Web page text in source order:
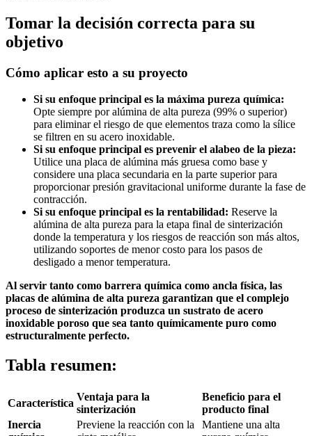
Tomar la decisión correcta para su
objetivo
Cómo aplicar esto a su proyecto
Si su enfoque principal es la máxima pureza química:
Opte siempre por alúmina de alta pureza (99% o superior)
para eliminar el riesgo de que elementos traza como la sílice
se filtren en su acero inoxidable.
Si su enfoque principal es prevenir el alabeo de la pieza:
Utilice una placa de alúmina más gruesa como base y
considere una placa secundaria en la parte superior para
proporcionar presión gravitacional uniforme durante la fase de
contracción.
Si su enfoque principal es la rentabilidad: Reserve la
alúmina de alta pureza para la etapa final de sinterización
donde la temperatura y los riesgos de reacción son más altos,
utilizando soportes de menor costo para los pasos de
desligado a menor temperatura.
Al servir tanto como barrera química como ancla física, las
placas de alúmina de alta pureza garantizan que el complejo
proceso de sinterización produzca un sustrato de acero
inoxidable poroso que sea tanto químicamente puro como
estructuralmente perfecto.
Tabla resumen:
Característica
Ventaja para la
sinterización
Beneficio para el
producto final
Inercia
Previene la reacción con la
Mantiene una alta